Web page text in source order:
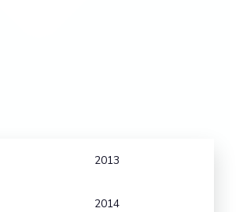
2013
2014